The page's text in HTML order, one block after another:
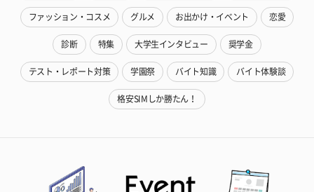
ファッション・コスメ グルメ お出かけ・イベント 恋愛
診断 特集 大学生インタビュー 奨学金
テスト・レポート対策 学園祭 バイト知識 バイト体験談
格安SIMしか勝たん！